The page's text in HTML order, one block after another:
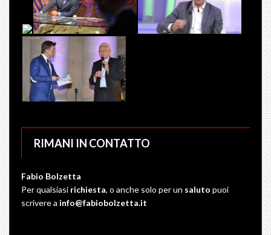
RIMANI IN CONTATTO
Fabio Bolzetta
Per qualsiasi richiesta, o anche solo per un saluto puoi
scrivere a info@fabiobolzetta.it